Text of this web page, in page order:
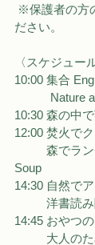
ださい。
〈スケジュー
10:00 集合
Nature
10:30 森の中
12:00 焚火で
Soup
14:30 自然でア
洋
14:45 おやつ